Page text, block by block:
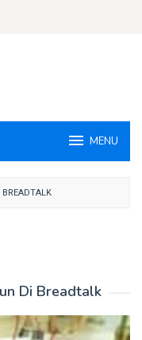
MENU
Di Breadtalk